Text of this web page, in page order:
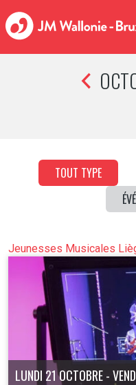
TOUT TYPE
Jeunesses Musicales
LUNDI 21 OCTOBRE -